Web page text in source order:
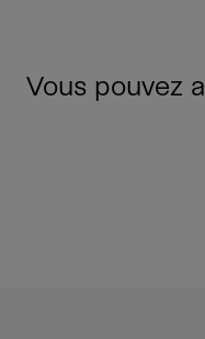
Vous pouvez